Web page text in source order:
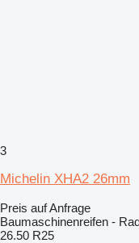
3
Michelin XHA2 26mm
Preis auf Anfrage
Baumaschinenreifen -
26.50 R25